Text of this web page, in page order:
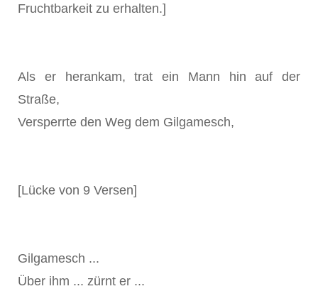
Fruchtbarkeit zu erhalten.]
Als er herankam, trat ein Mann hin auf der
Straße,
Versperrte den Weg dem Gilgamesch,
[Lücke von 9 Versen]
Gilgamesch ...
Über ihm ... zürnt er ...